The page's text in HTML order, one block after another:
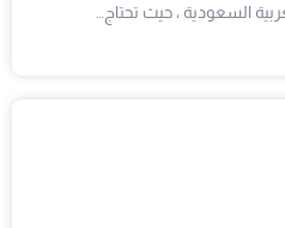
السعودية ، حيث تحتاج…